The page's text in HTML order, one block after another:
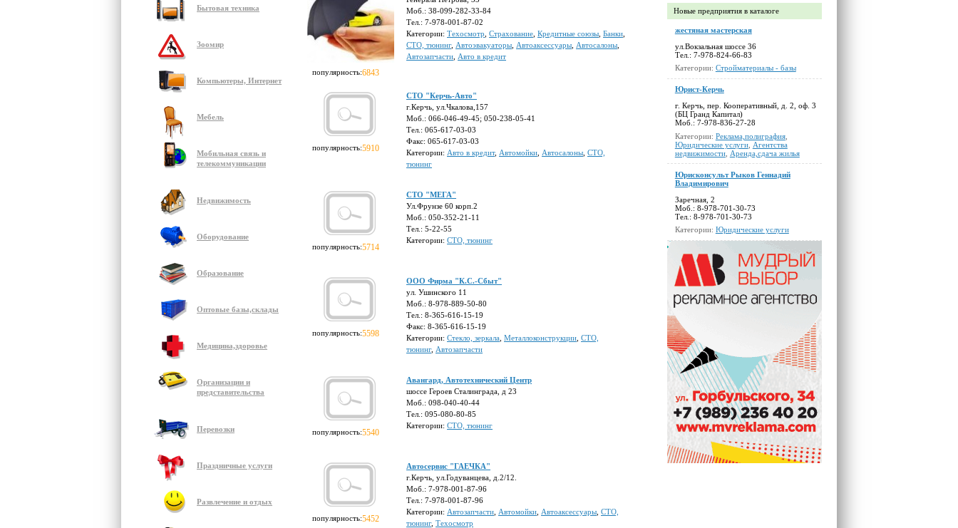
Бытовая техника
Зоомир
Компьютеры, Интернет
Мебель
Мобильная связь и
телекоммуникации
Недвижимость
Оборудование
Образование
Оптовые базы,склады
Медицина,здоровье
Организации и
представительства
Перевозки
Праздничные услуги
Развлечение и отдых
популярность:6843
Моб.: 38-099-282-33-84
Тел.: 7-978-001-87-02
Категории: Техосмотр Страхование Кредитные союзы Банки
СТО, тюнинг, Автоэвакуаторы Автоаксессуары Автосалоны
Автозапчасти Авто в кредит
популярность:5910
СТО "Керчь-Авто"
г.Керчь, ул.Чкалова,157
Моб.: 066-046-49-45; 050-238-05-41
Тел.: 065-617-03-03
Факс: 065-617-03-03
Категории: Авто в кредит, Автомойки Автосалоны СТО,
тюнинг
популярность:5714
СТО "МЕГА"
Ул.Фрунзе 60 корп.2
Моб.: 050-352-21-11
Тел.: 5-22-55
Категории: СТО, тюнинг
популярность:5598
ООО Фирма "К.С.-Сбыт"
ул. Ушинского 11
Моб.: 8-978-889-50-80
Тел.: 8-365-616-15-19
Факс: 8-365-616-15-19
Категории: Стекло, зеркала Металлоконструкции СТО,
тюнинг, Автозапчасти
популярность:5540
Авангард, Автотехнический Центр
шоссе Героев Сталинграда, д 23
Моб.: 098-040-40-44
Тел.: 095-080-80-85
Категории: СТО, тюнинг
популярность:5452
Автосервис "ГАЕЧКА"
г.Керчь, ул.Годуванцева, д.2/12.
Моб.: 7-978-001-87-96
Тел.: 7-978-001-87-96
Категории: Автозапчасти Автомойки Автоаксессуары СТО,
тюнинг, Техосмотр
Новые предприятия в каталоге
жестяная мастерская
ул.Вокзальная шоссе 36
Тел.: 7-978-824-66-83
Категории: Стройматериалы - базы
Юрист-Керчь
г. Керчь, пер. Кооперативный, д. 2, оф. 3
(БЦ Гранд Капитал)
Моб.: 7-978-836-27-28
Категории: Реклама,полиграфия,
Юридические услуги, Агентства
недвижимости, Аренда,сдача жилья
Юрисконсульт Рыков Геннадий
Владимирович
Заречная, 2
Моб.: 8-978-701-30-73
Тел.: 8-978-701-30-73
Категории: Юридические услуги